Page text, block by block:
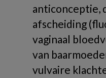
anticonceptie,
afscheiding
vaginaal
van
vulvaire